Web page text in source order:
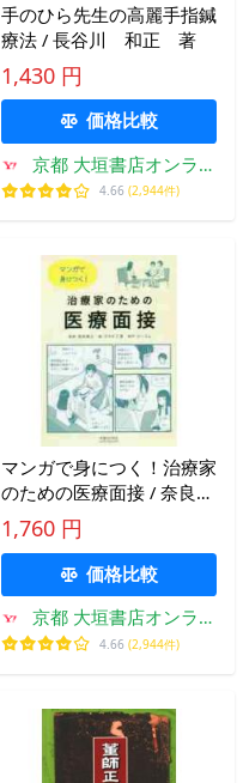
手のひら先生の高麗手指鍼
療法 / 長谷川 和正 著
1,430 円
価格比較
京都 大垣書店オンライ
ン
4.66 (2,944件)
マンガで身につく！治療家
のための医療面接 / 奈良
雅之 監修
1,760 円
価格比較
京都 大垣書店オンライ
ン
4.66 (2,944件)